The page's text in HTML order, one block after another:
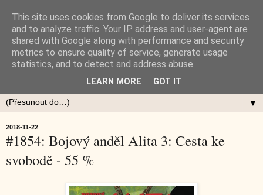
▼
2018-11-22
#1854: Bojový anděl Alita 3: Cesta ke
svobodě - 55 %
This site uses cookies from Google to deliver its services
and to analyze traffic. Your IP address and user-agent are
shared with Google along with performance and security
metrics to ensure quality of service, generate usage
statistics, and to detect and address abuse.
LEARN MORE GOT IT